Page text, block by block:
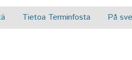
Tietoa Terminfosta På